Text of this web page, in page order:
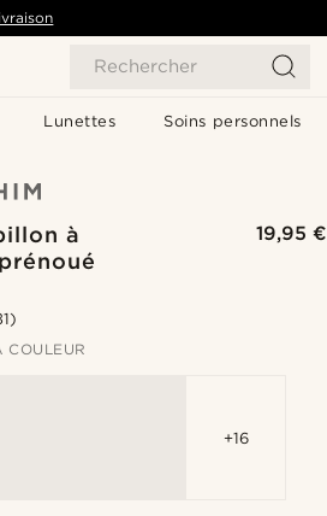
Rechercher
Lunettes Soins personnels
à
19,95 €
COULEUR
+16